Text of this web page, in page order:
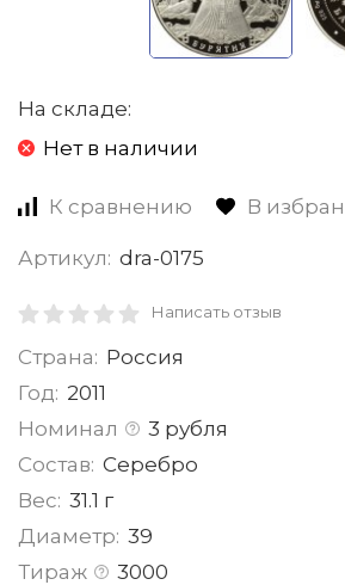
На складе:
Нет в наличии
К сравнению В
Артикул: dra-0175
Написать отзыв
Страна: Россия
Год: 2011
Номинал
3 рубля
Состав: Серебро
Вес: 31.1 г
Диаметр: 39
Тираж
3000